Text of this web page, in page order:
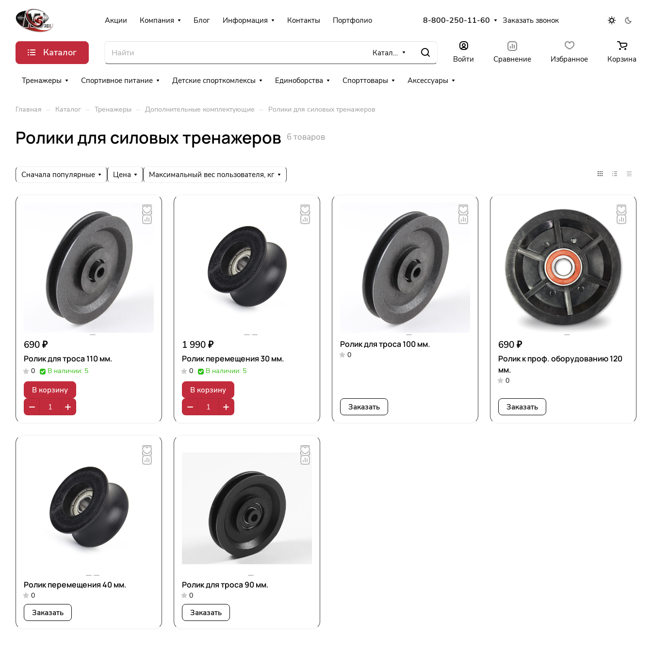
Акции Компания Блог Информация Контакты Портфолио 8-800-250-11-60 Заказать звонок
Каталог Каталог
Войти Сравнение Избранное Корзина
Тренажеры Спортивное питание Детские спорткомлексы Единоборства Спорттовары Аксессуары
Главная – Каталог – Тренажеры – Дополнительные комплектующие – Ролики для силовых тренажеров
Ролики для силовых тренажеров 6 товаров
Сначала популярные Цена Максимальный вес пользователя, кг
690 ₽
Ролик для троса 110 мм.
0 В наличии: 5
В корзину
1 990 ₽
Ролик перемещения 30 мм.
0 В наличии: 5
В корзину
Ролик для троса 100 мм.
0
Заказать
690 ₽
Ролик к проф. оборудованию 120
мм.
0
Заказать
Ролик перемещения 40 мм.
0
Заказать
Ролик для троса 90 мм.
0
Заказать